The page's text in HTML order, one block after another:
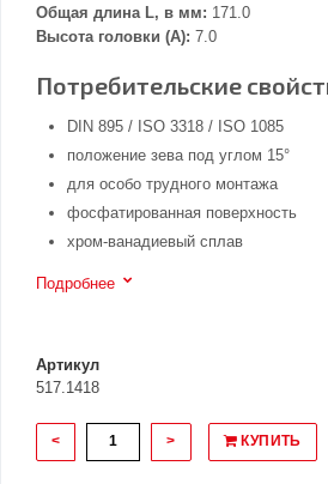
Общая длина L, в мм: 171.0
Высота головки (А): 7.0
Потребительские
DIN 895 / ISO 3318 / ISO 1085
положение зева под углом 15°
для особо трудного монтажа
фосфатированная поверхность
хром-ванадиевый сплав
Подробнее
Артикул
517.1418
< > КУПИТЬ